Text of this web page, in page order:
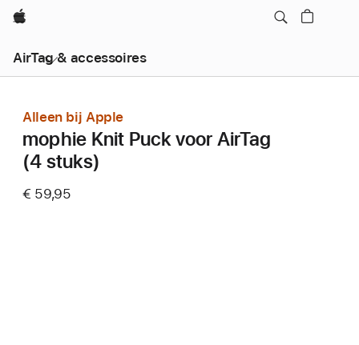
Apple
AirTag & accessoires
Alleen bij Apple
mophie Knit Puck voor AirTag
(4 stuks)
€ 59,95